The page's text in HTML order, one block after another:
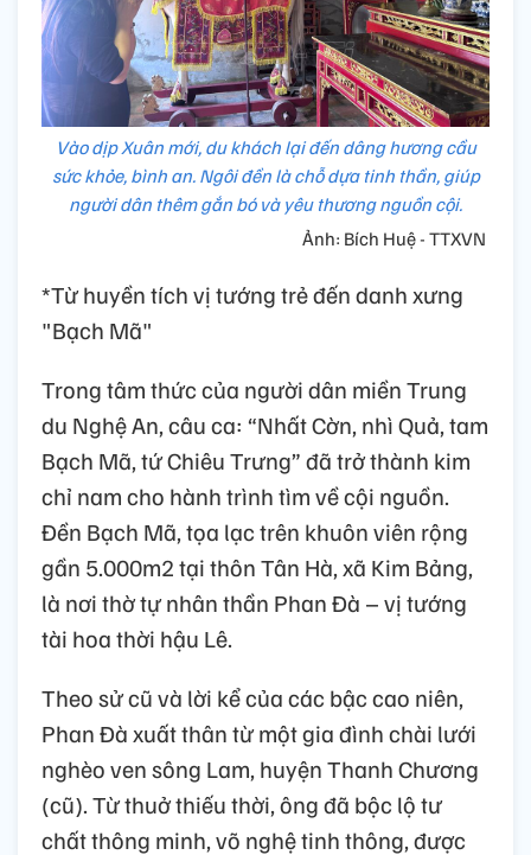
Vào dịp Xuân mới, du khách lại đến dâng hương cầu
sức khỏe, bình an. Ngôi đền là chỗ dựa tinh thần, giúp
người dân thêm gắn bó và yêu thương nguồn cội.
Ảnh: Bích Huệ - TTXVN
*Từ huyền tích vị tướng trẻ đến danh xưng
"Bạch Mã"
Trong tâm thức của người dân miền Trung
du Nghệ An, câu ca: “Nhất Cờn, nhì Quả, tam
Bạch Mã, tứ Chiêu Trưng” đã trở thành kim
chỉ nam cho hành trình tìm về cội nguồn.
Đền Bạch Mã, tọa lạc trên khuôn viên rộng
gần 5.000m2 tại thôn Tân Hà, xã Kim Bảng,
là nơi thờ tự nhân thần Phan Đà – vị tướng
tài hoa thời hậu Lê.
Theo sử cũ và lời kể của các bậc cao niên,
Phan Đà xuất thân từ một gia đình chài lưới
nghèo ven sông Lam, huyện Thanh Chương
(cũ). Từ thuở thiếu thời, ông đã bộc lộ tư
chất thông minh, võ nghệ tinh thông, được